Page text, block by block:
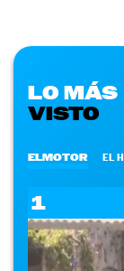
LO MÁS
VISTO
ELMOTOR EL
1